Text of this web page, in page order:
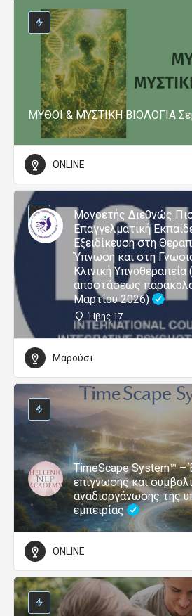
TimeScape System™ –
επίγνωσης και
αναδιοργάνωσης της
εμπειρίας
Οικοψυχολογία στην
Εμβαθύνοντας τη
Διεθνώς
Εκπαίδευση στη
Κλινική Υπνοθεραπεία
28/3/2026)
Ήβης 17